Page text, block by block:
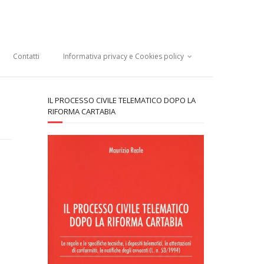
Contatti Informativa privacy e Cookies policy
IL PROCESSO CIVILE TELEMATICO DOPO LA
RIFORMA CARTABIA